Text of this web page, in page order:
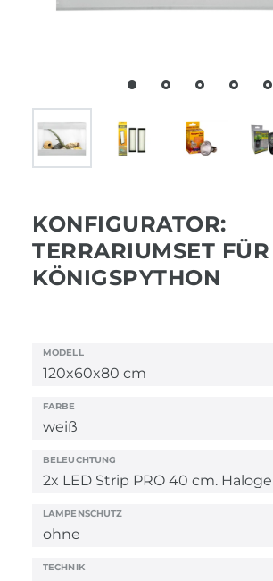
KONFIGURATOR:
TERRARIUMSET FÜR
KÖNIGSPYTHON
MODELL
FARBE
BELEUCHTUNG
LAMPENSCHUTZ
TECHNIK